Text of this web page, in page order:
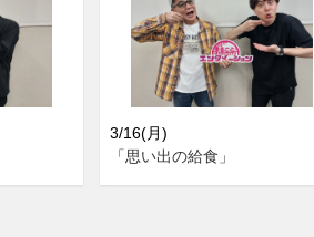
3/16(月)
「思い出の給食」